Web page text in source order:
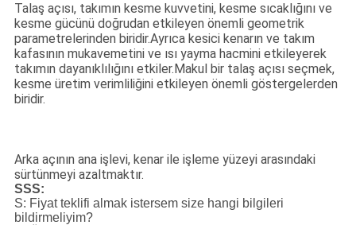
Talaş açısı, takımın kesme kuvvetini, kesme sıcaklığını ve
kesme gücünü doğrudan etkileyen önemli geometrik
parametrelerinden biridir.Ayrıca kesici kenarın ve takım
kafasının mukavemetini ve ısı yayma hacmini etkileyerek
takımın dayanıklılığını etkiler.Makul bir talaş açısı seçmek,
kesme üretim verimliliğini etkileyen önemli göstergelerden
biridir.
Arka açının ana işlevi, kenar ile işleme yüzeyi arasındaki
sürtünmeyi azaltmaktır.
SSS:
S: Fiyat teklifi almak istersem size hangi bilgileri
bildirmeliyim?